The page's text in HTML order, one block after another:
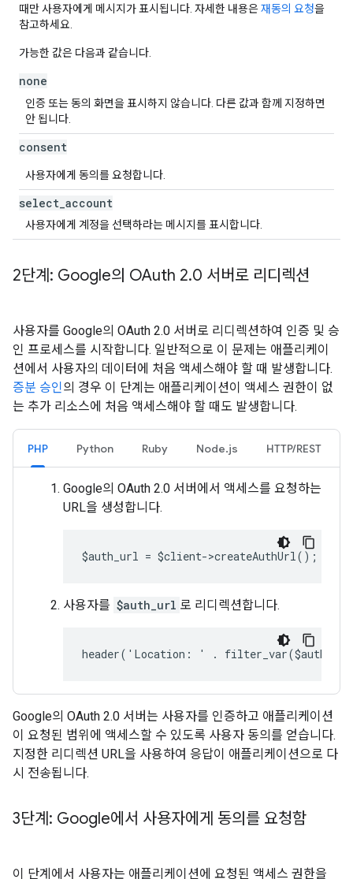
때만 사용자에게 메시지가 표시됩니다. 자세한 내용은재동의 요청을
참고하세요.
가능한 값은 다음과 같습니다.
none
인증 또는 동의 화면을 표시하지 않습니다. 다른 값과 함께 지정하면
안 됩니다.
consent
사용자에게 동의를 요청합니다.
select account
사용자에게 계정을 선택하라는 메시지를 표시합니다.
2단계: Google의 OAuth 2.0 서버로 리디렉션
사용자를 Google의 OAuth 2.0 서버로 리디렉션하여 인증 및 승
인 프로세스를 시작합니다. 일반적으로 이 문제는 애플리케이
션에서 사용자의 데이터에 처음 액세스해야 할 때 발생합니다.
증분 승인의 경우 이 단계는 애플리케이션이 액세스 권한이 없
는 추가 리소스에 처음 액세스해야 할 때도 발생합니다.
PHP Python Ruby Node.js HTTP/REST
Google의 OAuth 2.0 서버에서 액세스를 요청하는
URL을 생성합니다.
$auth_url = $client->createAuthUrl();
사용자를 $auth_url 로 리디렉션합니다.
header('Location: ' . filter_var($auth_url,
Google의 OAuth 2.0 서버는 사용자를 인증하고 애플리케이션
이 요청된 범위에 액세스할 수 있도록 사용자 동의를 얻습니다.
지정한 리디렉션 URL을 사용하여 응답이 애플리케이션으로 다
시 전송됩니다.
3단계: Google에서 사용자에게 동의를 요청함
이 단계에서 사용자는 애플리케이션에 요청된 액세스 권한을